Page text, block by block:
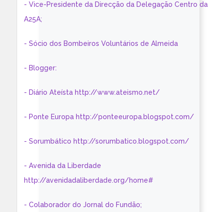
- Vice-Presidente da Direcção da Delegação Centro da
A25A;
- Sócio dos Bombeiros Voluntários de Almeida
- Blogger:
- Diário Ateísta http://www.ateismo.net/
- Ponte Europa http://ponteeuropa.blogspot.com/
- Sorumbático http://sorumbatico.blogspot.com/
- Avenida da Liberdade
http://avenidadaliberdade.org/home#
- Colaborador do Jornal do Fundão;